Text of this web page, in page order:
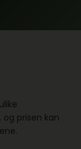
prisen kan